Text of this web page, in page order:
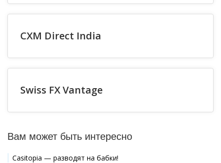
CXM Direct India
Swiss FX Vantage
Вам может быть интересно
Casitopia — разводят на бабки!